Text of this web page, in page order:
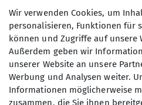
Liebe Wanderfreund:innen
Göttingen,
Ende Mai lädt die DAV
herzlich zum „3.
31. Mai – 2. Juni 2024 auf
DAV Sektion Hildesheim
Wir verwenden Cookies, um
personalisieren, Funktionen für
können und Zugriffe auf unsere
Außerdem geben wir
unserer Website an unsere
Werbung und Analysen weiter.
Informationen möglicherweise
zusammen, die Sie ihnen